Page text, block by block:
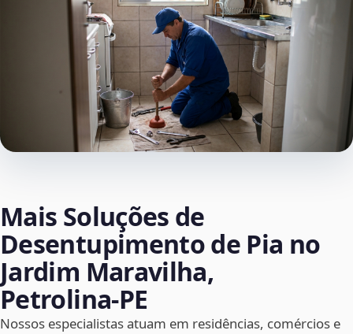
Mais Soluções de
Desentupimento de Pia no
Jardim Maravilha,
Petrolina‑PE
Nossos especialistas atuam em residências, comércios e